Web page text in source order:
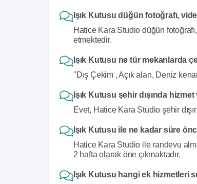
Işık Kutusu düğün fotoğrafı,
Hatice Kara Studio düğün
etmektedir.
Işık Kutusu ne tür mekanlarda
"Dış Çekim , Açık alan, Deniz
Işık Kutusu şehir dışında
Evet, Hatice Kara Studio şehir
Işık Kutusu ile ne kadar süre
Hatice Kara Studio ile randevu
2 hafta olarak öne çıkmaktadır.
Işık Kutusu hangi ek hizmetleri